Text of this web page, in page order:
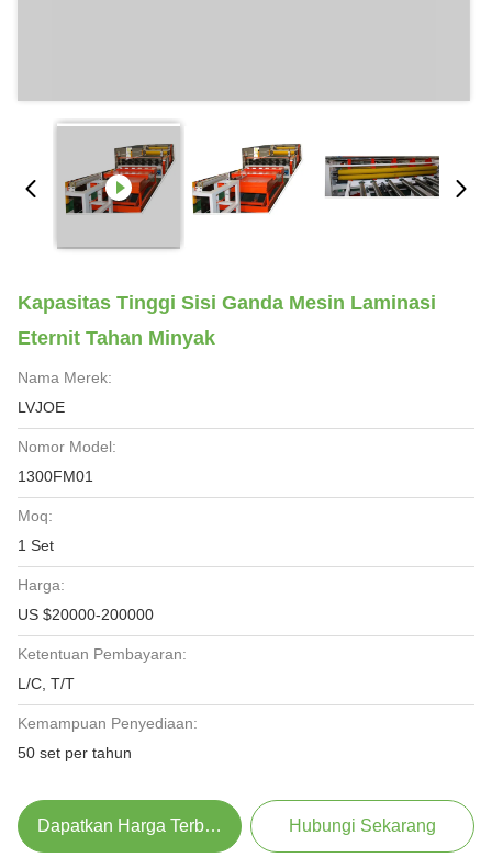
Kapasitas Tinggi Sisi Ganda Mesin Laminasi
Eternit Tahan Minyak
Nama Merek:
LVJOE
Nomor Model:
1300FM01
Moq:
1 Set
Harga:
US $20000-200000
Ketentuan Pembayaran:
L/C, T/T
Kemampuan Penyediaan:
50 set per tahun
Dapatkan Harga Terbaik Hubungi Sekarang